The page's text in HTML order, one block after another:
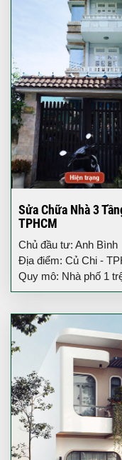
Sửa Chữa Nhà 3
TPHCM
Chủ đầu tư: Anh Bình
Địa điểm: Củ Chi -
Quy mô: Nhà phố 1